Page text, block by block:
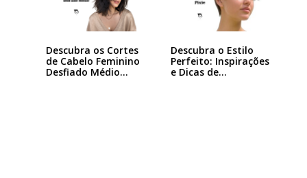
Descubra os Cortes
de Cabelo Feminino
Desfiado Médio…
Descubra o Estilo
Perfeito: Inspirações
e Dicas de…